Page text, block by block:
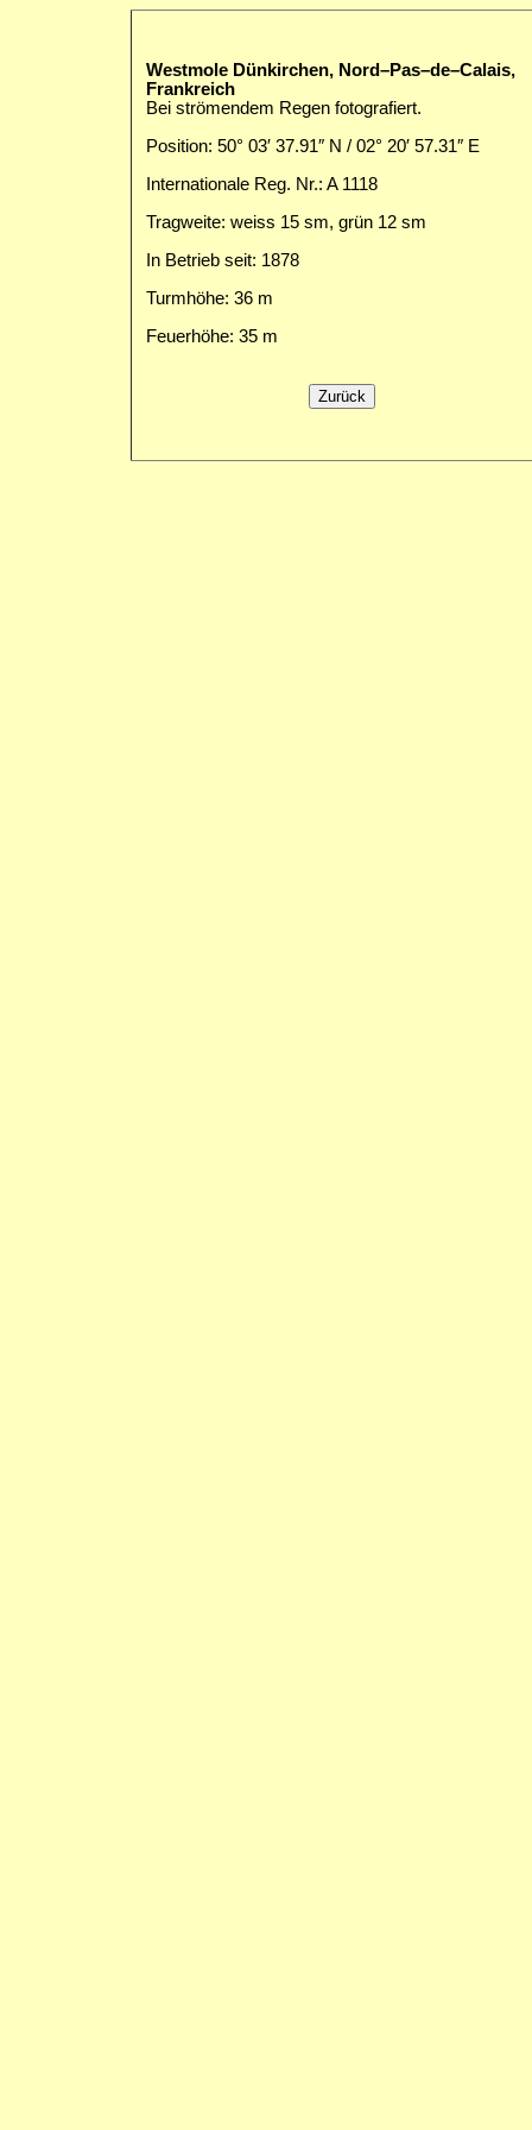
Westmole Dünkirchen, Nord–Pas–de–Calais,
Frankreich
Bei strömendem Regen fotografiert.
Position: 50° 03′ 37.91″ N / 02° 20′ 57.31″ E
Internationale Reg. Nr.: A 1118
Tragweite: weiss 15 sm, grün 12 sm
In Betrieb seit: 1878
Turmhöhe: 36 m
Feuerhöhe: 35 m